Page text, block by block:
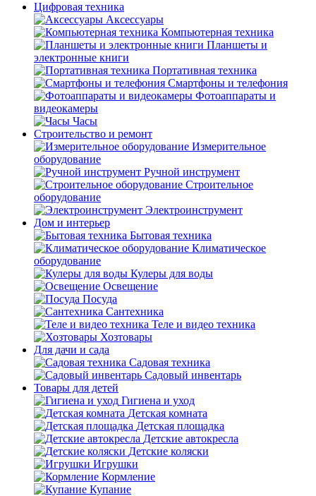
Цифровая техника
Аксессуары
Компьютерная техника
Планшеты и
электронные книги
Портативная техника
Смартфоны и телефония
Фотоаппараты и
видеокамеры
Часы
Строительство и ремонт
Измерительное
оборудование
Ручной инструмент
Строительное
оборудование
Электроинструмент
Дом и интерьер
Бытовая техника
Климатическое
оборудование
Кулеры для воды
Освещение
Посуда
Сантехника
Теле и видео техника
Хозтовары
Для дачи и сада
Садовая техника
Садовый инвентарь
Товары для детей
Гигиена и уход
Детская комната
Детская площадка
Детские автокресла
Детские коляски
Игрушки
Кормление
Купание